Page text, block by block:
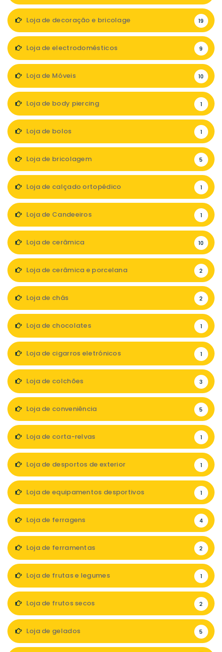
Loja de decoração e bricolage 19
Loja de electrodomésticos 9
Loja de Móveis 10
Loja de body piercing 1
Loja de bolos 1
Loja de bricolagem 5
Loja de calçado ortopédico 1
Loja de Candeeiros 1
Loja de cerâmica 10
Loja de cerâmica e porcelana 2
Loja de chás 2
Loja de chocolates 1
Loja de cigarros eletrónicos 1
Loja de colchões 3
Loja de conveniência 5
Loja de corta-relvas 1
Loja de desportos de exterior 1
Loja de equipamentos desportivos 1
Loja de ferragens 4
Loja de ferramentas 2
Loja de frutas e legumes 1
Loja de frutos secos 2
Loja de gelados 5